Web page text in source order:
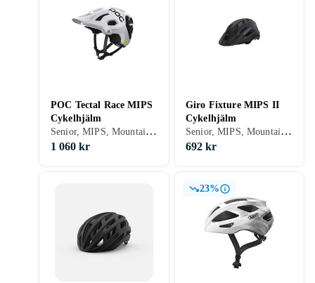
POC Tectal Race MIPS
Cykelhjälm
Senior, MIPS, Mountainbike/Downhill/Trail, Road/Time trial, BMX/Dirt, Öppen
1 060 kr
Giro Fixture MIPS II
Cykelhjälm
Senior, MIPS, Mountainbike/Downhill/Trail, Road/Time trial, Stad/Pendling
692 kr
23%